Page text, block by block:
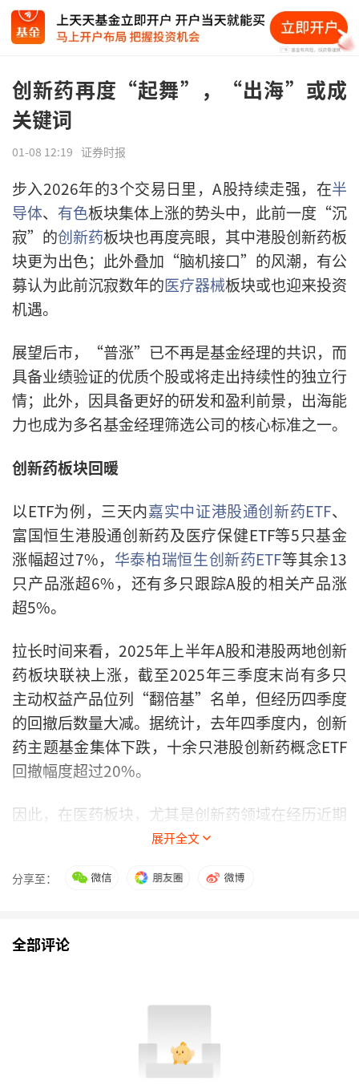
创新药再度“起舞”，“出海”或成
关键词
01-08 12:19 证券时报
步入2026年的3个交易日里，A股持续走强，在半
导体、 有色板块集体上涨的势头中，此前一度“沉
寂”的创新药板块也再度亮眼，其中港股创新药板
块更为出色；此外叠加“脑机接口”的风潮，有公
募认为此前沉寂数年的医疗器械板块或也迎来投资
机遇。
展望后市，“普涨”已不再是基金经理的共识，而
具备业绩验证的优质个股或将走出持续性的独立行
情；此外，因具备更好的研发和盈利前景，出海能
力也成为多名基金经理筛选公司的核心标准之一。
创新药板块回暖
以ETF为例，三天内嘉实中证港股通创新药ETF、
富国恒生港股通创新药及医疗保健ETF等5只基金
涨幅超过7%， 华泰柏瑞恒生创新药ETF等其余13
只产品涨超6%，还有多只跟踪A股的相关产品涨
超5%。
拉长时间来看，2025年上半年A股和港股两地创新
药板块联袂上涨，截至2025年三季度末尚有多只
主动权益产品位列“翻倍基”名单，但经历四季度
的回撤后数量大减。据统计，去年四季度内，创新
药主题基金集体下跌，十余只港股创新药概念ETF
回撤幅度超过20%。
因此，在医药板块，尤其是创新药领域在经历近期
回调后，多名基金经理表示，当前估值已进入具有
月调整后，股价、市场预期与机构配置均已回到相
在密集释放，进入2026年一季度，以JPM大会为
持续提供股价催化剂。同时，海外流动性环境改善
预期升温，美国降息前景强化，美股生物科技指数
展开全文
分享至：
全部评论